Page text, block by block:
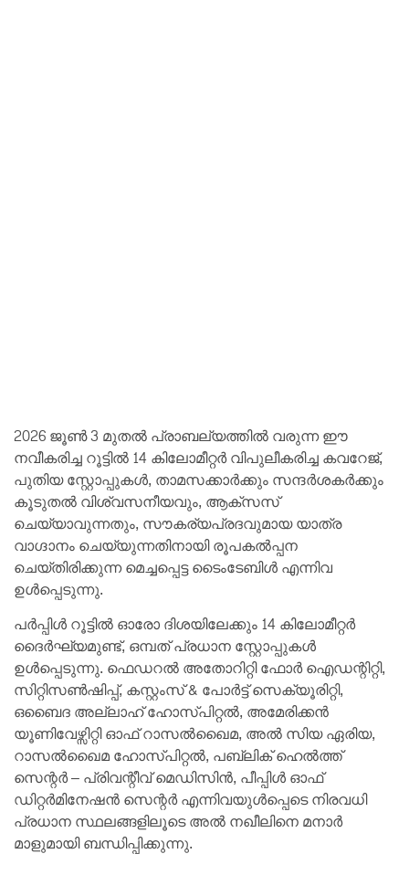
2026 ജൂൺ 3 മുതൽ പ്രാബല്യത്തിൽ വരുന്ന ഈ
നവീകരിച്ച റൂട്ടിൽ 14 കിലോമീറ്റർ വിപുലീകരിച്ച കവറേജ്,
പുതിയ സ്റ്റോപ്പുകൾ, താമസക്കാർക്കും സന്ദർശകർക്കും
കൂടുതൽ വിശ്വസനീയവും, ആക്‌സസ്
ചെയ്യാവുന്നതും, സൗകര്യപ്രദവുമായ യാത്ര
വാഗ്ദാനം ചെയ്യുന്നതിനായി രൂപകൽപ്പന
ചെയ്‌തിരിക്കുന്ന മെച്ചപ്പെട്ട ടൈംടേബിൾ എന്നിവ
ഉൾപ്പെടുന്നു.
പർപ്പിൾ റൂട്ടിൽ ഓരോ ദിശയിലേക്കും 14 കിലോമീറ്റർ
ദൈർഘ്യമുണ്ട്, ഒമ്പത് പ്രധാന സ്റ്റോപ്പുകൾ
ഉൾപ്പെടുന്നു. ഫെഡറൽ അതോറിറ്റി ഫോർ ഐഡന്റിറ്റി,
സിറ്റിസൺഷിപ്പ്, കസ്റ്റംസ് & പോർട്ട് സെക്യൂരിറ്റി,
ഒബൈദ അല്ലാഹ് ഹോസ്പിറ്റൽ, അമേരിക്കൻ
യൂണിവേഴ്സിറ്റി ഓഫ് റാസൽഖൈമ, അൽ സിയ ഏരിയ,
റാസൽഖൈമ ഹോസ്പിറ്റൽ, പബ്ലിക് ഹെൽത്ത്
സെന്റർ – പ്രിവന്റീവ് മെഡിസിൻ, പീപ്പിൾ ഓഫ്
ഡിറ്റർമിനേഷൻ സെന്റർ എന്നിവയുൾപ്പെടെ നിരവധി
പ്രധാന സ്ഥലങ്ങളിലൂടെ അൽ നഖീലിനെ മനാർ
മാളുമായി ബന്ധിപ്പിക്കുന്നു.